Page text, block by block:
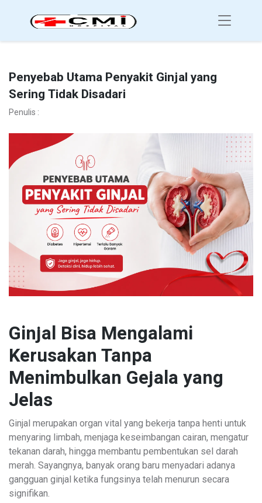
Penyebab Utama Penyakit Ginjal yang
Sering Tidak Disadari
Penulis :
Ginjal Bisa Mengalami
Kerusakan Tanpa
Menimbulkan Gejala yang
Jelas
Ginjal merupakan organ vital yang bekerja tanpa henti untuk
menyaring limbah, menjaga keseimbangan cairan, mengatur
tekanan darah, hingga membantu pembentukan sel darah
merah. Sayangnya, banyak orang baru menyadari adanya
gangguan ginjal ketika fungsinya telah menurun secara
signifikan.